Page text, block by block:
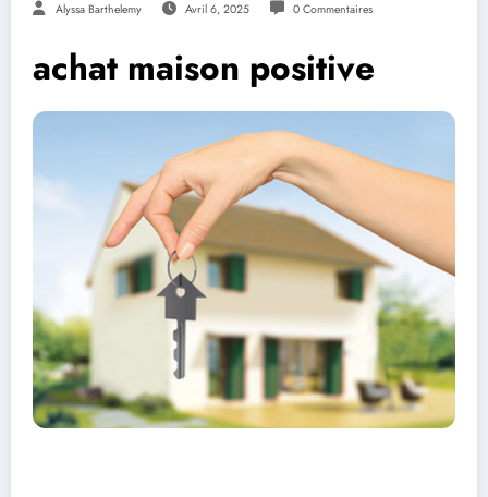
Alyssa Barthelemy Avril 6, 2025 0 Commentaires
achat maison positive